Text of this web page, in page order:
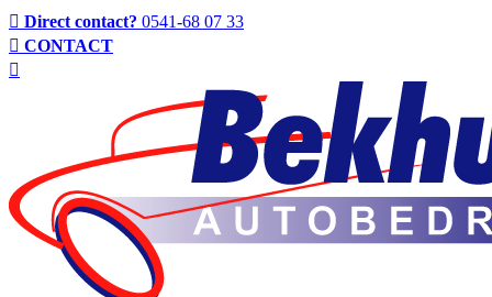
Direct contact? 0541-68 07 33
CONTACT